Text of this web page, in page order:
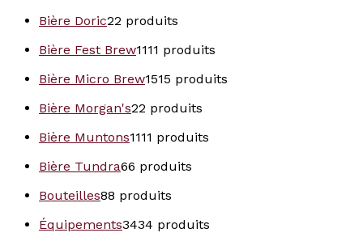
Bière Doric22 produits
Bière Fest Brew1111 produits
Bière Micro Brew1515 produits
Bière Morgan's22 produits
Bière Muntons1111 produits
Bière Tundra66 produits
Bouteilles88 produits
Équipements3434 produits